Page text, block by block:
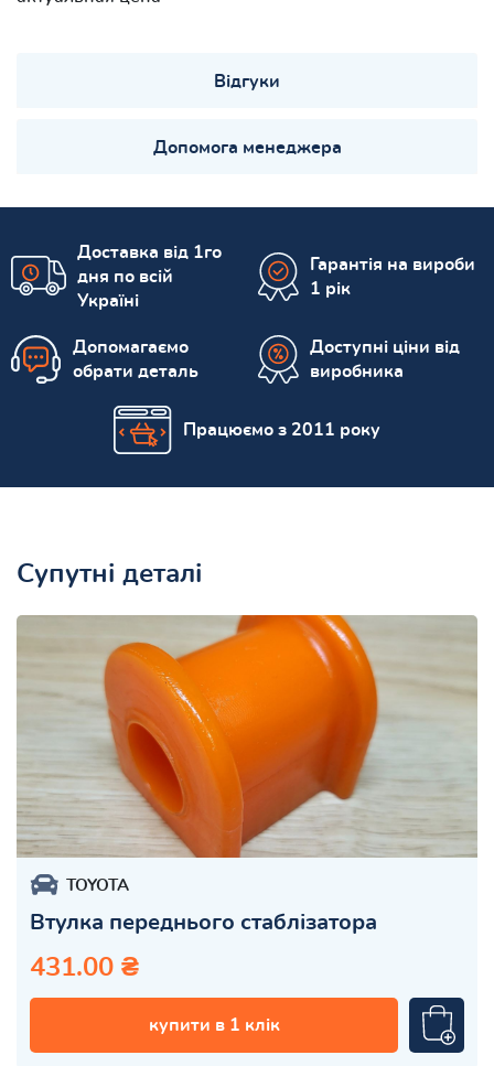
Відгуки
Допомога менеджера
Доставка від 1го
дня по всій
Україні
Гарантія на вироби
1 рік
Допомагаємо
обрати деталь
Доступні ціни від
виробника
Працюємо з 2011 року
Супутні деталі
TOYOTA
Втулка переднього стаблізатора
431.00 ₴
купити в 1 клік